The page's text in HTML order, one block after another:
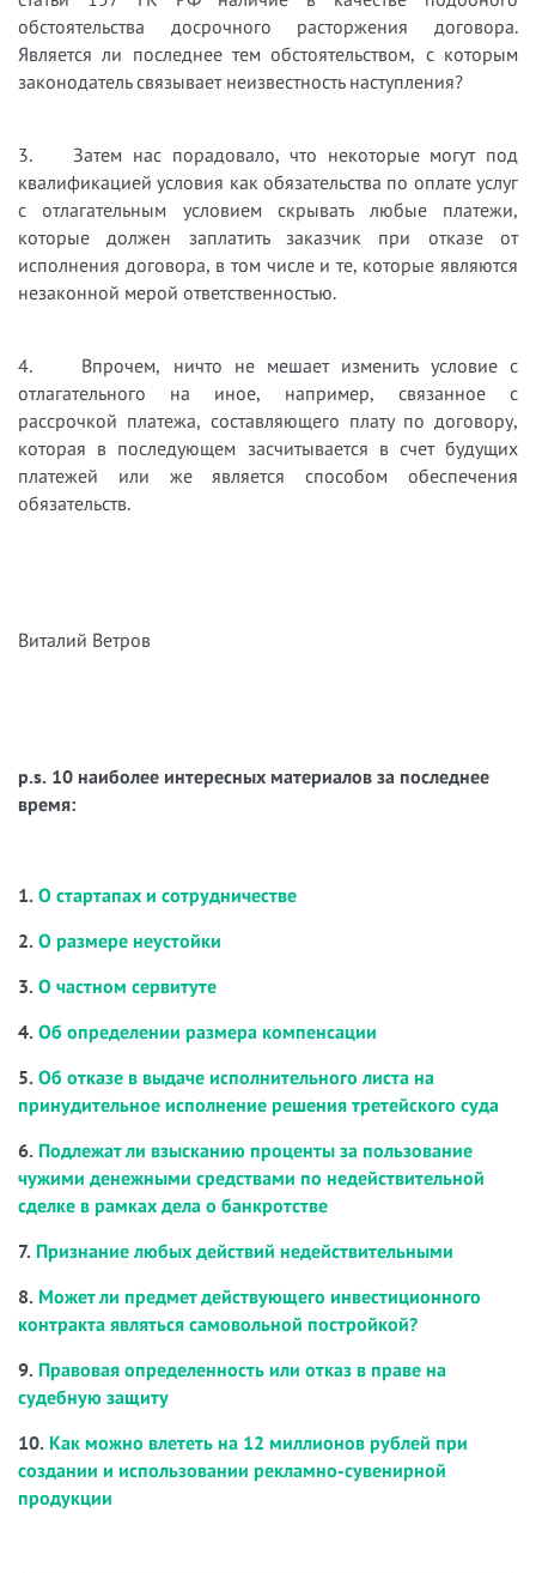
обстоятельства досрочного расторжения договора.
Является ли последнее тем обстоятельством, с которым
законодатель связывает неизвестность наступления?
3. Затем нас порадовало, что некоторые могут под
квалификацией условия как обязательства по оплате услуг
с отлагательным условием скрывать любые платежи,
которые должен заплатить заказчик при отказе от
исполнения договора, в том числе и те, которые являются
незаконной мерой ответственностью.
4. Впрочем, ничто не мешает изменить условие с
отлагательного на иное, например, связанное с
рассрочкой платежа, составляющего плату по договору,
которая в последующем засчитывается в счет будущих
платежей или же является способом обеспечения
обязательств.
Виталий Ветров
p.s. 10 наиболее интересных материалов за последнее
время:
1. О стартапах и сотрудничестве
2. О размере неустойки
3. О частном сервитуте
4. Об определении размера компенсации
5. Об отказе в выдаче исполнительного листа на
принудительное исполнение решения третейского суда
6. Подлежат ли взысканию проценты за пользование
чужими денежными средствами по недействительной
сделке в рамках дела о банкротстве
7. Признание любых действий недействительными
8. Может ли предмет действующего инвестиционного
контракта являться самовольной постройкой?
9. Правовая определенность или отказ в праве на
судебную защиту
10. Как можно влететь на 12 миллионов рублей при
создании и использовании рекламно-сувенирной
продукции